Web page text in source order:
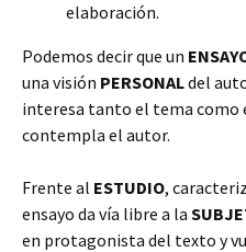
elaboración.
Podemos decir que un
una visión PERSONALdel
interesa tanto el tema como
contempla el autor.
Frente al ESTUDIO,
ensayo da vía libre a la
en protagonista del texto y